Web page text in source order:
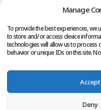
Manage
To provide the best experiences, we
to store and/or access device
technologies will allow us to process
behavior or unique IDs on this site.
Accept
Deny
Polityka Prywatności
Prawa autorskie @ 2026